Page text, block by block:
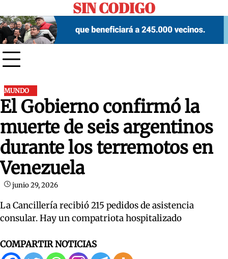
to
content
SIN CODIGO
MUNDO
El Gobierno confirmó la
muerte de seis argentinos
durante los terremotos en
Venezuela
junio 29, 2026
La Cancillería recibió 215 pedidos de asistencia
consular. Hay un compatriota hospitalizado
COMPARTIR NOTICIAS